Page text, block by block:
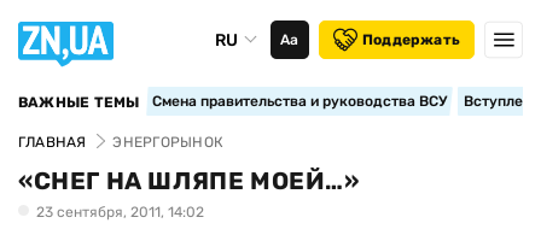
RU Аа Поддержать
ВАЖНЫЕ ТЕМЫ Смена правительства и руководства ВСУ
ГЛАВНАЯ ЭНЕРГОРЫНОК
«СНЕГ НА ШЛЯПЕ МОЕЙ…»
23 сентября, 2011, 14:02